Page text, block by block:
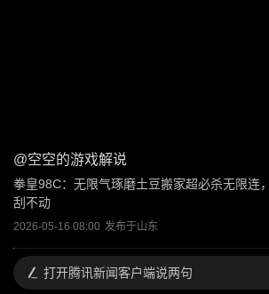
@空空的游戏解说
拳皇98C：无限气琢磨土豆搬家超必杀无限连
刮不动
2026-05-16 08:00 发布于山东
打开腾讯新闻客户端说两句